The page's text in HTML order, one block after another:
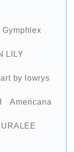
Gymphlex
LILY
by lowrys
Americana